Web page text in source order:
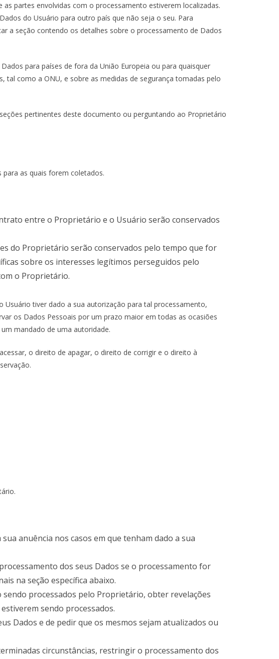
partes envolvidas com o processamento estiverem localizadas.
do Usuário para outro país que não seja o seu. Para
a seção contendo os detalhes sobre o processamento de Dados
para países de fora da União Europeia ou para quaisquer
tal como a ONU, e sobre as medidas de segurança tomadas pelo
pertinentes deste documento ou perguntando ao Proprietário
as quais forem coletados.
entre o Proprietário e o Usuário serão conservados
do Proprietário serão conservados pelo tempo que for
sobre os interesses legítimos perseguidos pelo
o Proprietário.
tiver dado a sua autorização para tal processamento,
os Dados Pessoais por um prazo maior em todas as ocasiões
mandado de uma autoridade.
o direito de apagar, o direito de corrigir e o direito à
anuência nos casos em que tenham dado a sua
dos seus Dados se o processamento for
na seção específica abaixo.
processados pelo Proprietário, obter revelações
sendo processados.
Dados e de pedir que os mesmos sejam atualizados ou
circunstâncias, restringir o processamento dos